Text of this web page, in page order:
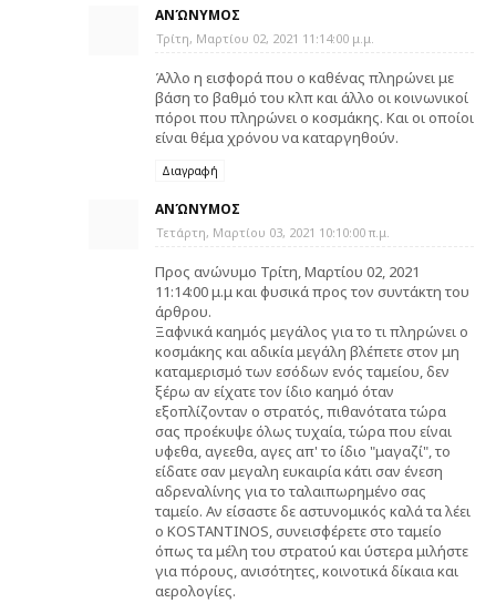
ΑΝΏΝΥΜΟΣ
Τρίτη, Μαρτίου 02, 2021 11:14:00 μ.μ.
Άλλο η εισφορά που ο καθένας πληρώνει με
βάση το βαθμό του κλπ και άλλο οι κοινωνικοί
πόροι που πληρώνει ο κοσμάκης. Και οι οποίοι
είναι θέμα χρόνου να καταργηθούν.
Διαγραφή
ΑΝΏΝΥΜΟΣ
Τετάρτη, Μαρτίου 03, 2021 10:10:00 π.μ.
Προς ανώνυμο Τρίτη, Μαρτίου 02, 2021
11:14:00 μ.μ και φυσικά προς τον συντάκτη του
άρθρου.
Ξαφνικά καημός μεγάλος για το τι πληρώνει ο
κοσμάκης και αδικία μεγάλη βλέπετε στον μη
καταμερισμό των εσόδων ενός ταμείου, δεν
ξέρω αν είχατε τον ίδιο καημό όταν
εξοπλίζονταν ο στρατός, πιθανότατα τώρα
σας προέκυψε όλως τυχαία, τώρα που είναι
υφεθα, αγεεθα, αγες απ' το ίδιο "μαγαζί", το
είδατε σαν μεγαλη ευκαιρία κάτι σαν ένεση
αδρεναλίνης για το ταλαιπωρημένο σας
ταμείο. Αν είσαστε δε αστυνομικός καλά τα λέει
ο KOSTANTINOS, συνεισφέρετε στο ταμείο
όπως τα μέλη του στρατού και ύστερα μιλήστε
για πόρους, ανισότητες, κοινοτικά δίκαια και
αερολογίες.